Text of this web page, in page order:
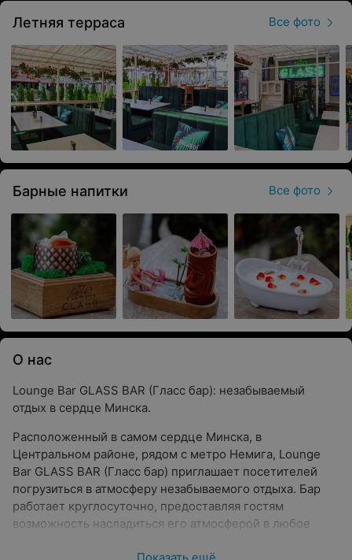
Летняя терраса Все фото
Барные напитки Все фото
О нас
Lounge Bar GLASS BAR (Гласс бар): незабываемый
отдых в сердце Минска.
Расположенный в самом сердце Минска, в
Центральном районе, рядом с метро Немига, Lounge
Bar GLASS BAR (Гласс бар) приглашает посетителей
погрузиться в атмосферу незабываемого отдыха. Бар
работает круглосуточно, предоставляя гостям
возможность насладиться его атмосферой в любое